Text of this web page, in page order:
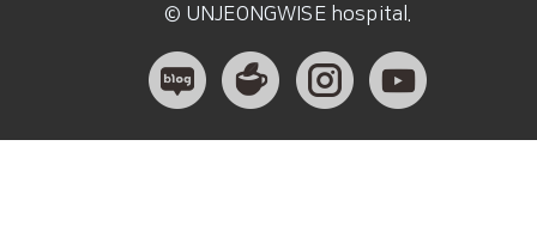
© UNJEONGWISE hospital.